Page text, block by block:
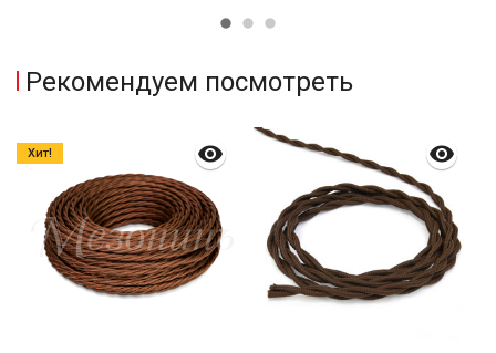
Рекомендуем посмотреть
Хит!